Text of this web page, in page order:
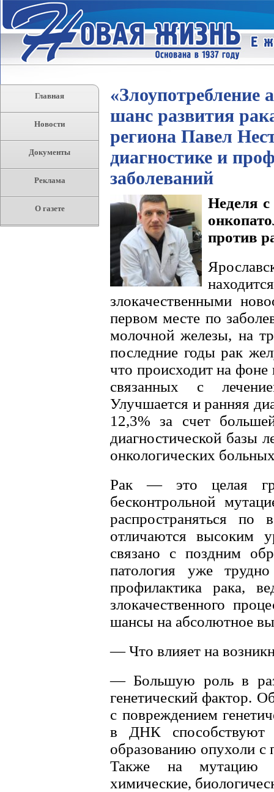
Главная
Новости
Документы
Реклама
О газете
«Злоупотребление
шанс развития
региона Павел
диагностике и
заболеваний
Неделя
против
злокачественными
первом месте по
молочной железы, на
последние годы рак
что происходит на
связанных с
Улучшается и ранняя
12,3% за счет
диагностической базы
онкологических
Рак — это целая
бесконтрольной
распространяться по
отличаются высоким
связано с поздним
патология уже
профилактика рака,
злокачественного
шансы на абсолютное
— Что влияет на
— Большую роль в
генетический фактор.
с повреждением
в ДНК способствуют
образованию опухоли с
Также на мутацию
химические,